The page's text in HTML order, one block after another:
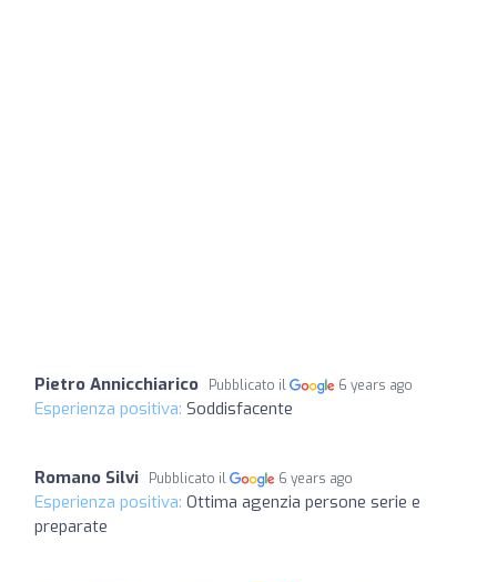
Pietro Annicchiarico Pubblicato il 6 years ago
Esperienza positiva: Soddisfacente
Romano Silvi Pubblicato il 6 years ago
Esperienza positiva: Ottima agenzia persone serie e
preparate